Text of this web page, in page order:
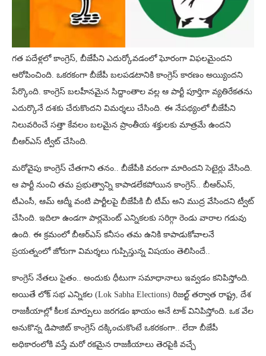
గత పదేళ్లలో కాంగ్రెస్, బీజేపీని ఎదుర్కోవడంలో ఘోరంగా విఫలమైందని
ఆరోపించింది. ఒకరకంగా బీజేపీ బలపడటానికి కాంగ్రెస్ కారణం అయ్యిందని
పేర్కొంది. కాంగ్రెస్ బలహీనమైన సిద్దాంతాల వల్ల ఆ పార్టీ పూర్తిగా వ్యతిరేకతను
ఎదుర్కొనే దశకు చేరుకొందని విమర్శలు చేసింది. ఈ నేపథ్యంలో బీజేపీని
నిలువరించే సత్తా కేవలం బలమైన ప్రాంతీయ శక్తులకు మాత్రమే ఉందని
బీఆర్ఎస్ ట్వీట్ చేసింది.
మరోవైపు కాంగ్రెస్ చేతగాని తనం.. బీజేపీకి వరంగా మారిందని సెటైర్లు వేసింది.
ఆ పార్టీ నుంచి తమ ప్రభుత్వాన్ని కాపాడలేకపోయిన కాంగ్రెస్.. బీఆర్ఎస్,
టీఎంసీ, ఆమ్ ఆద్మీ వంటి పార్టీలపై బీజేపీకి బీ టీమ్ అని ముద్ర వేసిందని ట్వీట్
చేసింది. ఇదిలా ఉండగా పార్లమెంట్ ఎన్నికలకు సరిగ్గా రెండు వారాల గడువు
ఉంది. ఈ క్రమంలో బీఆర్ఎస్ కనీసం తమ ఉనికి కాపాడుకోవాలనే
ప్రయత్నంలో జోరుగా విమర్శలు గుప్పిస్తున్న విషయం తెలిసిందే..
కాంగ్రెస్ నేతలు సైతం.. అందుకు ధీటుగా సమాధానాలు ఇవ్వడం కనిపిస్తోంది.
అయితే లోక్ సభ ఎన్నికల (Lok Sabha Elections) రిజల్ట్ తర్వాత రాష్ట్ర, దేశ
రాజకీయాల్లో కీలక మార్పులు జరగడం ఖాయం అనే టాక్ వినిపిస్తోంది. ఒక వేల
అనుకొన్న డిపాజిట్ కాంగ్రెస్ దక్కించుకొంటే ఒకరకంగా.. లేదా బీజేపీ
అధికారంలోకి వస్తే మరో రకమైన రాజకీయాలు తెరపైకి వచ్చే